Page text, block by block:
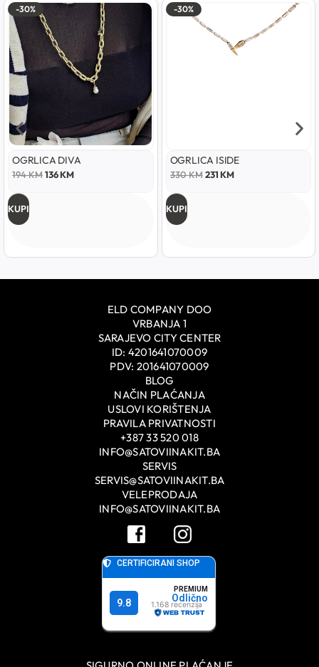
-30%
OGRLICA DIVA
194KM136KM
KUPI
-30%
OGRLICA ISIDE
330KM 231KM
KUPI
ELD COMPANY DOO
VRBANJA 1
SARAJEVO CITY CENTER
ID: 4201641070009
PDV: 201641070009
BLOG
NAČIN PLAĆANJA
USLOVI KORIŠTENJA
PRAVILA PRIVATNOSTI
+387 33 520 018
INFO@SATOVIINAKIT.BA
SERVIS
SERVIS@SATOVIINAKIT.BA
VELEPRODAJA
INFO@SATOVIINAKIT.BA